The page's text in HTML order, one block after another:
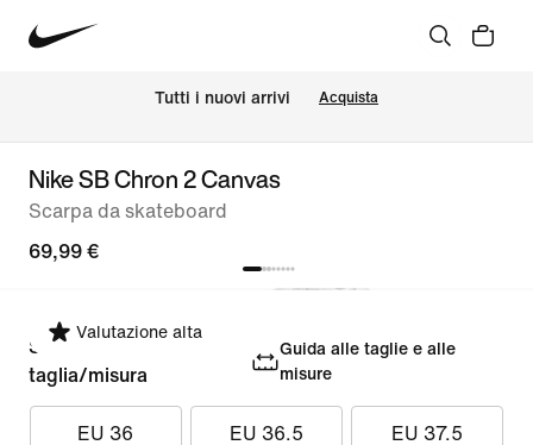
Tutti i nuovi arrivi Acquista
Nike SB Chron 2 Canvas
Scarpa da skateboard
69,99 €
Valutazione alta
Seleziona la
taglia/misura
Guida alle taglie e alle
misure
EU 36 EU 36.5 EU 37.5